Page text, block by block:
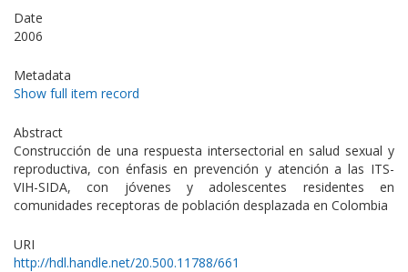
Date
2006
Metadata
Show full item record
Abstract
Construcción de una respuesta intersectorial en salud sexual y
reproductiva, con énfasis en prevención y atención a las ITS-
VIH-SIDA, con jóvenes y adolescentes residentes en
comunidades receptoras de población desplazada en Colombia
URI
http://hdl.handle.net/20.500.11788/661